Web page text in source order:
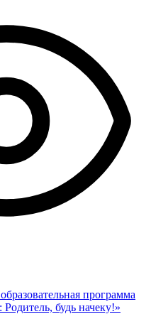
программа
будь начеку!»